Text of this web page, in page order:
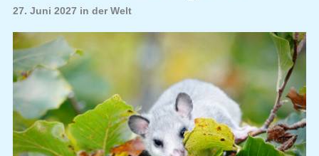
27. Juni 2027 in der Welt